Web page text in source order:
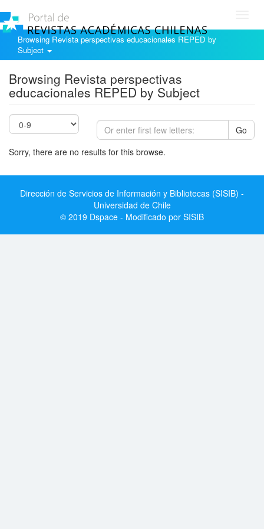
Browsing Revista perspectivas educacionales REPED by
Subject
Browsing Revista perspectivas
educacionales REPED by Subject
Go
Sorry, there are no results for this browse.
Dirección de Servicios de Información y Bibliotecas (SISIB) -
Universidad de Chile
© 2019 Dspace - Modificado por SISIB